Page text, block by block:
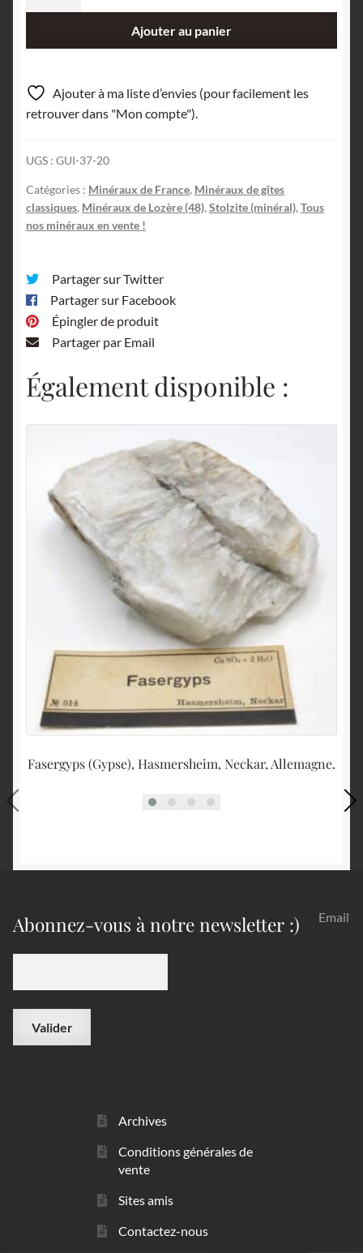
mine
Sainte-
Lucie,
de-
Peyre,
Lozère.
Ajouter au panier
Ajouter à ma liste d’envies (pour facilement les
retrouver dans "Mon compte").
UGS : GUI-37-20
Catégories : Minéraux de France, Minéraux de gîtes
classiques, Minéraux de Lozère (48), Stolzite (minéral), Tous
nos minéraux en vente !
Partager sur Twitter
Partager sur Facebook
Épingler de produit
Partager par Email
Également disponible :
Fasergyps (Gypse), Hasmersheim, Neckar, Allemagne.
Abonnez-vous à notre newsletter :) Email
Archives
Conditions générales de
vente
Sites amis
Contactez-nous